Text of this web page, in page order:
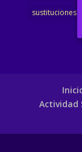
sustituciones
Actividad